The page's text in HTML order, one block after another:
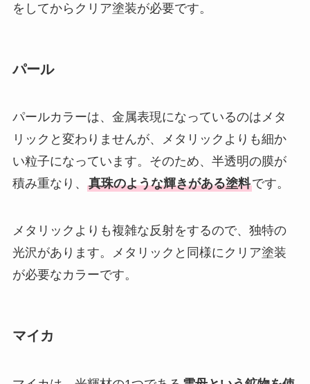
をしてからクリア塗装が必要です。
パール
パールカラーは、金属表現になっているのはメタ
リックと変わりませんが、メタリックよりも細か
い粒子になっています。そのため、半透明の膜が
積み重なり、 真珠のような輝きがある塗料です。
メタリックよりも複雑な反射をするので、独特の
光沢があります。メタリックと同様にクリア塗装
が必要なカラーです。
マイカ